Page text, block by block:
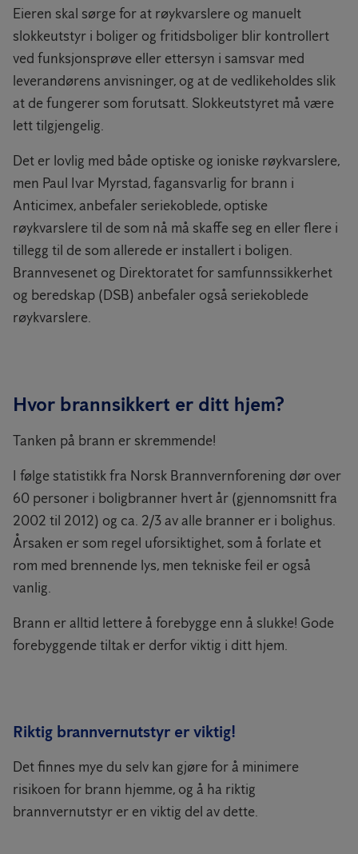
Eieren skal sørge for at røykvarslere og manuelt
slokkeutstyr i boliger og fritidsboliger blir kontrollert
ved funksjonsprøve eller ettersyn i samsvar med
leverandørens anvisninger, og at de vedlikeholdes slik
at de fungerer som forutsatt. Slokkeutstyret må være
lett tilgjengelig.
Det er lovlig med både optiske og ioniske røykvarslere,
men Paul Ivar Myrstad, fagansvarlig for brann i
Anticimex, anbefaler seriekoblede, optiske
røykvarslere til de som nå må skaffe seg en eller flere i
tillegg til de som allerede er installert i boligen.
Brannvesenet og Direktoratet for samfunnssikkerhet
og beredskap (DSB) anbefaler også seriekoblede
røykvarslere.
Hvor brannsikkert er ditt hjem?
Tanken på brann er skremmende!
I følge statistikk fra Norsk Brannvernforening dør over
60 personer i boligbranner hvert år (gjennomsnitt fra
2002 til 2012) og ca. 2/3 av alle branner er i bolighus.
Årsaken er som regel uforsiktighet, som å forlate et
rom med brennende lys, men tekniske feil er også
vanlig.
Brann er alltid lettere å forebygge enn å slukke! Gode
forebyggende tiltak er derfor viktig i ditt hjem.
Riktig brannvernutstyr er viktig!
Det finnes mye du selv kan gjøre for å minimere
risikoen for brann hjemme, og å ha riktig
brannvernutstyr er en viktig del av dette.